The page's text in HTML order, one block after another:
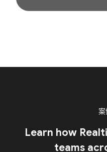
案
Learn how
teams